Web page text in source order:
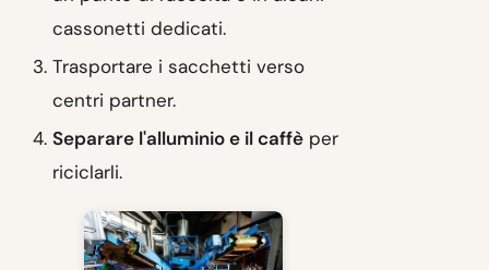
cassonetti dedicati.
Trasportare i sacchetti verso
centri partner.
Separare l'alluminio e il caffè per
riciclarli.